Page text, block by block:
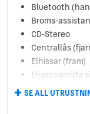
Bluetooth
Broms-
CD-Stereo
Centrallås
Elhissar (fram)
Eluppvärmda
Fartbegränsare
SE ALL